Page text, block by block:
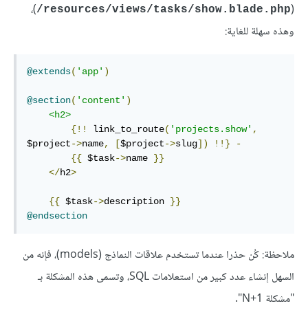
(
resources/views/tasks/show.blade.php/
)،
وهذه سهلة للغاية:
@extends( 'app' )
@section( 'content' )
<h2>
{!!
link_to_route( 'projects.show' ,
$project->name, [$project->slug]) !!}
-
{{ $task->name }}
</h2>
{{ $task->description }}
@endsection
ملاحظة: كُن حذرا عندما تستخدم علاقات النماذج (models)، فإنه من
السهل إنشاء عدد كبير من استعلامات SQL، وتسمى هذه المشكلة بـ
"مشكلة N+1".